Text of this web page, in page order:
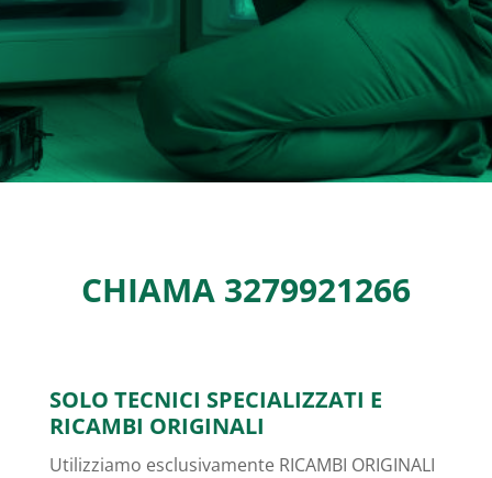
CHIAMA 3279921266
SOLO TECNICI SPECIALIZZATI E
RICAMBI ORIGINALI
Utilizziamo esclusivamente RICAMBI ORIGINALI